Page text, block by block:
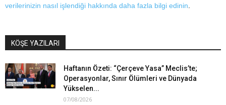
verilerinizin nasıl işlendiği hakkında daha fazla bilgi edinin
KÖŞE YAZILARI
Haftanın Özeti: “Çerçeve Yasa” Meclis’te;
Operasyonlar, Sınır Ölümleri ve Dünyada
Yükselen...
07/08/2026